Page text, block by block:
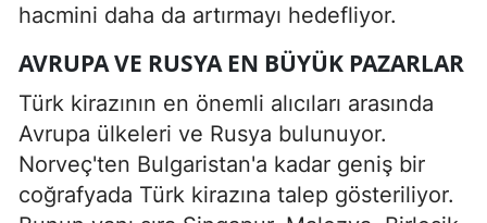
hacmini daha da artırmayı hedefliyor.
AVRUPA VE RUSYA EN BÜYÜK PAZARLAR
Türk kirazının en önemli alıcıları arasında
Avrupa ülkeleri ve Rusya bulunuyor.
Norveç'ten Bulgaristan'a kadar geniş bir
coğrafyada Türk kirazına talep gösteriliyor.